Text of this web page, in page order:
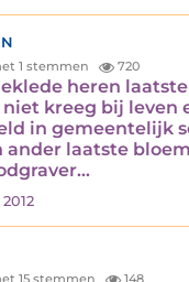
1 stemmen 720
heren
niet kreeg bij leven
in gemeentelijk
ander laatste
15 stemmen 148